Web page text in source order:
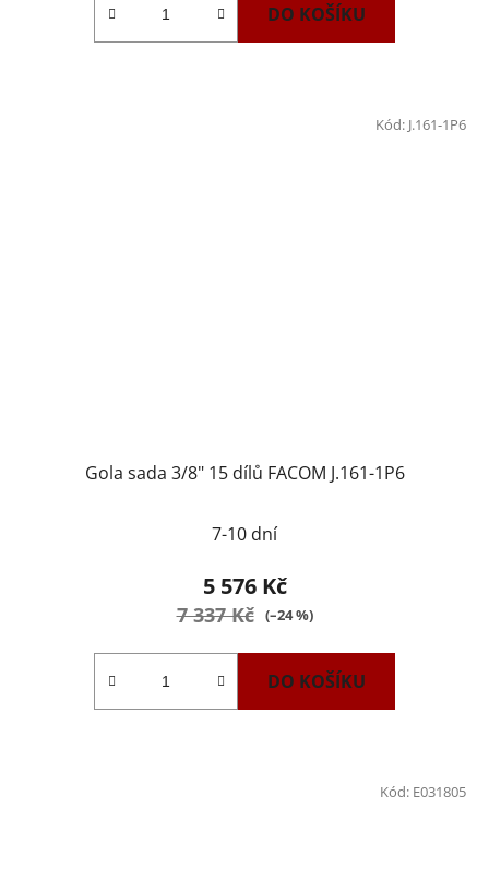
DO KOŠÍKU
Gola sada 3/8" 15 dílů FACOM J.161-1P6
7-10 dní
5 576 Kč
7 337 Kč (–24 %)
DO KOŠÍKU
Kód: J.161-1P6
Kód: E031805